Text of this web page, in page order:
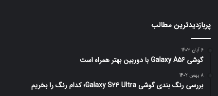
پربازدیدترین مطالب
6 آبان 1403
گوشی Galaxy A56 با دوربین بهتر همراه است
8 بهمن 1402
بررسی رنگ بندی گوشی Galaxy S24 Ultra؛ کدام رنگ را بخریم